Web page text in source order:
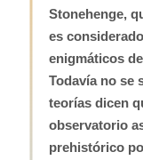
Stonehenge,
es
enigmáticos
Todavía no se
teorías dicen
observatorio
prehistórico